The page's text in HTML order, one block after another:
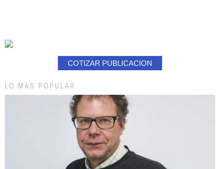
COTIZAR PUBLICACION
LO MAS POPULAR